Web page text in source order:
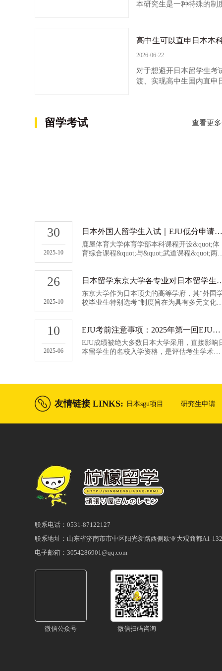
本研究生是一种特殊的制
高中生可以直申日本本
2026-06-22
对于想避开日本留学生考
渡、实现高中生国内直申
留学考试 查看更
30
2025-10
日本外国人留学生入试｜EJU低分申请日本鹿屋体育大学本科课程
鹿屋体育大学体育学部本科课程开设&quot;体
育综合课程&quot;与&quot;武道课程&quot;两
终身健康促进等多元化职业路径，
26
2025-10
日本留学东京大学各专业对日
东京大学作为日本顶尖的高等学府，其“外国
校毕业生特别选考”制度旨在为具有多元文化
活性并重的特点。东京大学eju成绩要求申请者
提交规定分数的eju成绩作为学术能力的重要证
明
10
2025-06
EJU考前注意事项：2025年第一回EJU日本留学试验将于6月15日开考
EJU成绩被绝大多数日本大学采用，直接影响
本留学生的名校入学资格，是评估考生学术能
友情链接 LINKS: 日本sgu项目 研究生申请
联系电话：0531-87122127
联系地址：山东省济南市市中区阳光新路西侧欧亚大观商都A1-
电子邮箱：3054286901@qq.com
微信公众号 微信扫码咨询